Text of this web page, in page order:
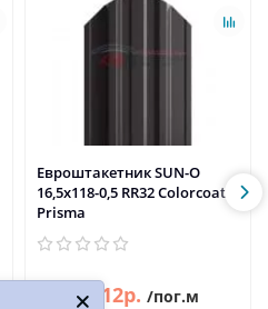
Евроштакетник SUN-O
16,5х118-0,5 RR32 Colorcoat
Prisma
112р. /пог.м